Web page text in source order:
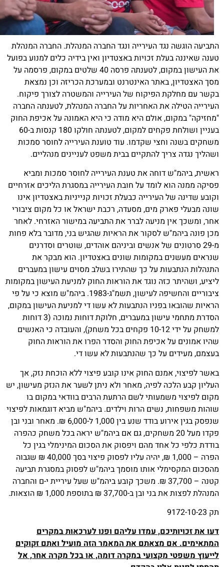
העירייה ונגד החברה המנהלת. החברה המנהלת
זכויות באצטדיון ואין בידיה כלים למנוע בפועל
את העישון במקום, לטענתה פרסה 40 שלטים במקום, פרסמה על
האינטרנט ובמערכת הכריזה וכן נמצאת
הפיקוח של העירייה והמשטרה לצורך פיקוח.
את האחריות על החברה המנהלת, לטענתה החברה
אולם היא מודה כי היא האמונה על אכיפת החוק
בעניין ושולחת פקחים למקום, לטענתה חולקו 180 קנסות ב-60
שקדמו. עוד טוענת העירייה לחוסר סמכות
להתקיים בבית משפט לעניינים מנהליים.
את טענת העירייה לחוסר סמכות ומביא
לומד על חובת העירייה במסגרת הליכים אזרחיים
כבעלת זכויות קנייניות באצטדיון אינו
מים, מסעדה, רכבת ישראל או כל מקום ציבורי
מניעה לברר את התביעה במישור האזרחי. לאחר
לסקור את הראיות שהגיש בני, מדובר בלא פחות
של אנשים וביניהם אוהדים, שוטרים וסדרנים
במקומות שונים באצטדיון. הוא מבקר את
על כך שהתירו בשלב מסוים עישון במעברים
נוגד את הוראות החוק למניעת העישון במקומות
ציבוריים והחשיפה לעישון, תשמ"ג-1983. ביהמ"ש מוצא כי על פי
בפניו הנתבעות לא עשו די למניעת העישון במקום,
הסדרת מתחמי עישון במעברים, חלוקת דוחות נמוכה (3 דוחות
למשחק על ידי 10-12 פקחים בכל משחק), והעובדה כי האנשים
אכיפת החוק והסדר הפרו את הוראות החוק
על כך שהנתבעות לא עשו די.
החוק אינו קובע פיצוי ללא הוכחת נזק, אך
לפיה, מאחר ולא ניתן לשער את הנזק מעישון, יש
לשם הרתעת הרבים בוודאי במקום בו
הרות וילדים. ביהמ"ש מביא דוגמאות לפיצוי
שנפסק בגין אירוע בודד שנע בין 1,000 ל-6,000 ₪. מאחר ובני ובן
מעל 20 משחקים, גם אם ביהמ"ש יראה בכל משחק כהפרה
מהם ויפסוק את הסכום המינימלי בגין כל
הפרה – 1,000 ₪, יהיה עליו לפסוק פיצוי בסך 40,000 ₪ שגבוה
אותו מוסמך ביהמ"ש לפסוק במסגרת תביעה
קטנה – 37,700 ₪. משכך קובע ביהמ"ש שעל עיריית י-ם והחברה
₪ בתוספת 1,000 ₪ הוצאות.
עמדו עליהם ופנו לערכאות במקרים
מצאתם את המאמר הזה מועיל ואתם זקוקים
מקצועי במקרה דומה, או בכל מקרה אחר, אל